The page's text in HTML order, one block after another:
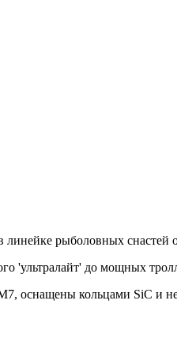
линейке рыболовных
'ультралайт' до мощных
оснащены кольцами SiC и